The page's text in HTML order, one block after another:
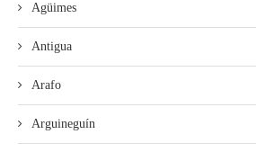
Agüimes
Antigua
Arafo
Arguineguín